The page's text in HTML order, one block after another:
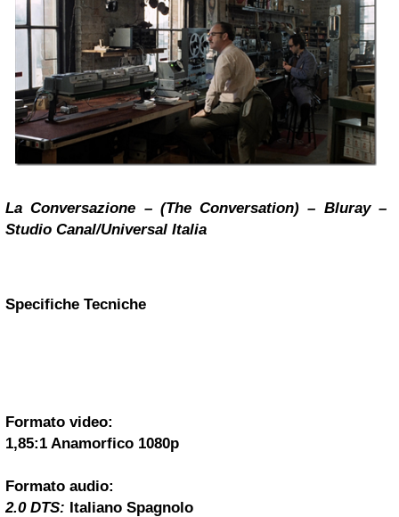
La Conversazione – (The Conversation) – Bluray –
Studio Canal/Universal Italia
Specifiche Tecniche
Formato video:
1,85:1 Anamorfico 1080p
Formato audio:
2.0 DTS: Italiano Spagnolo